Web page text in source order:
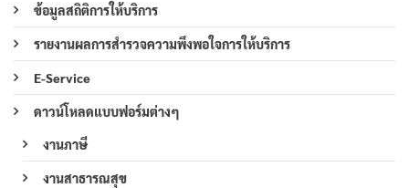
ข้อมูลสถิติการให้บริการ
รายงานผลการสำรวจความพึงพอใจการให้บริการ
E-Service
ดาวน์โหลดแบบฟอร์มต่างๆ
งานภาษี
งานสาธารณสุข